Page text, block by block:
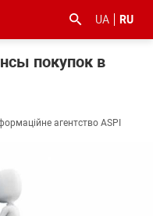
UA RU
покупок в
агентство ASPI